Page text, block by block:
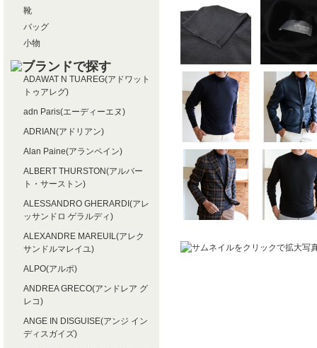
靴
バッグ
小物
ADAWAT N TUAREG(アドワット
トゥアレグ)
adn Paris(エーディーエヌ)
ADRIAN(アドリアン)
Alan Paine(アランペイン)
ALBERT THURSTON(アルバー
ト・サーストン)
ALESSANDRO GHERARDI(アレ
ッサンドロ ゲラルディ)
ALEXANDRE MAREUIL(アレク
サンドルマレイユ)
ALPO(アルポ)
ANDREA GRECO(アンドレア グ
レコ)
ANGE IN DISGUISE(アンジ イン
ディスガイズ)